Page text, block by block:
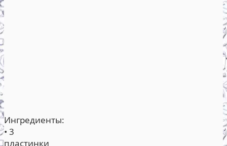
Ингредиенты:
• 3
пластинки